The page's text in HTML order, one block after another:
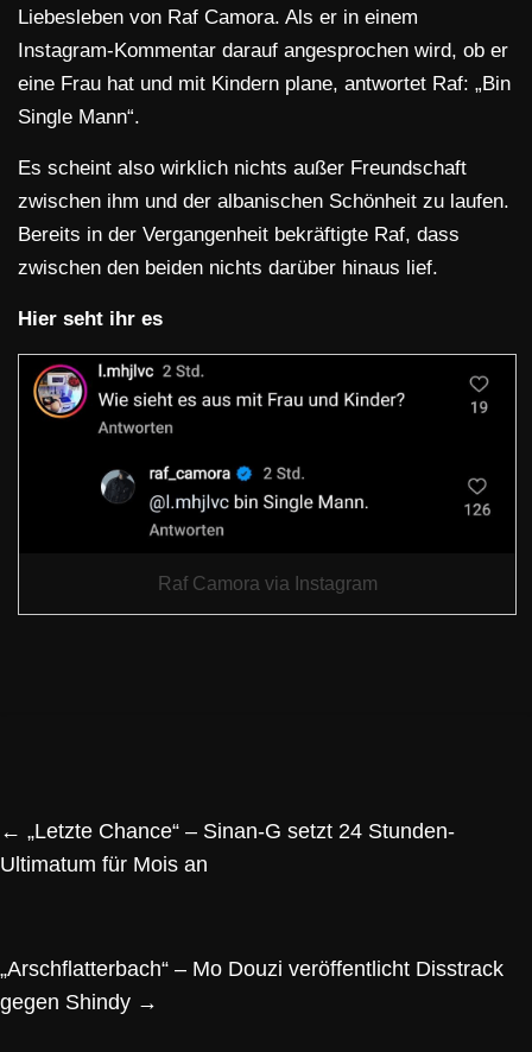
Liebesleben von Raf Camora. Als er in einem
Instagram-Kommentar darauf angesprochen wird, ob er
eine Frau hat und mit Kindern plane, antwortet Raf: „Bin
Single Mann“.
Es scheint also wirklich nichts außer Freundschaft
zwischen ihm und der albanischen Schönheit zu laufen.
Bereits in der Vergangenheit bekräftigte Raf, dass
zwischen den beiden nichts darüber hinaus lief.
Hier seht ihr es
Raf Camora via Instagram
← „Letzte Chance“ – Sinan-G setzt 24 Stunden-
Ultimatum für Mois an
„Arschflatterbach“ – Mo Douzi veröffentlicht Disstrack
gegen Shindy →